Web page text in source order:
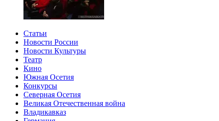
Статьи
Новости России
Новости Культуры
Театр
Кино
Южная Осетия
Конкурсы
Северная Осетия
Великая Отечественная война
Владикавказ